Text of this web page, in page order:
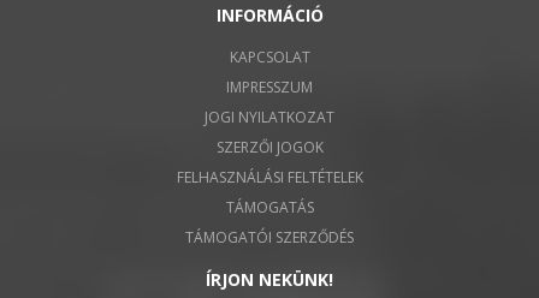
INFORMÁCIÓ
KAPCSOLAT
IMPRESSZUM
JOGI NYILATKOZAT
SZERZŐI JOGOK
FELHASZNÁLÁSI FELTÉTELEK
TÁMOGATÁS
TÁMOGATÓI SZERZŐDÉS
ÍRJON NEKÜNK!